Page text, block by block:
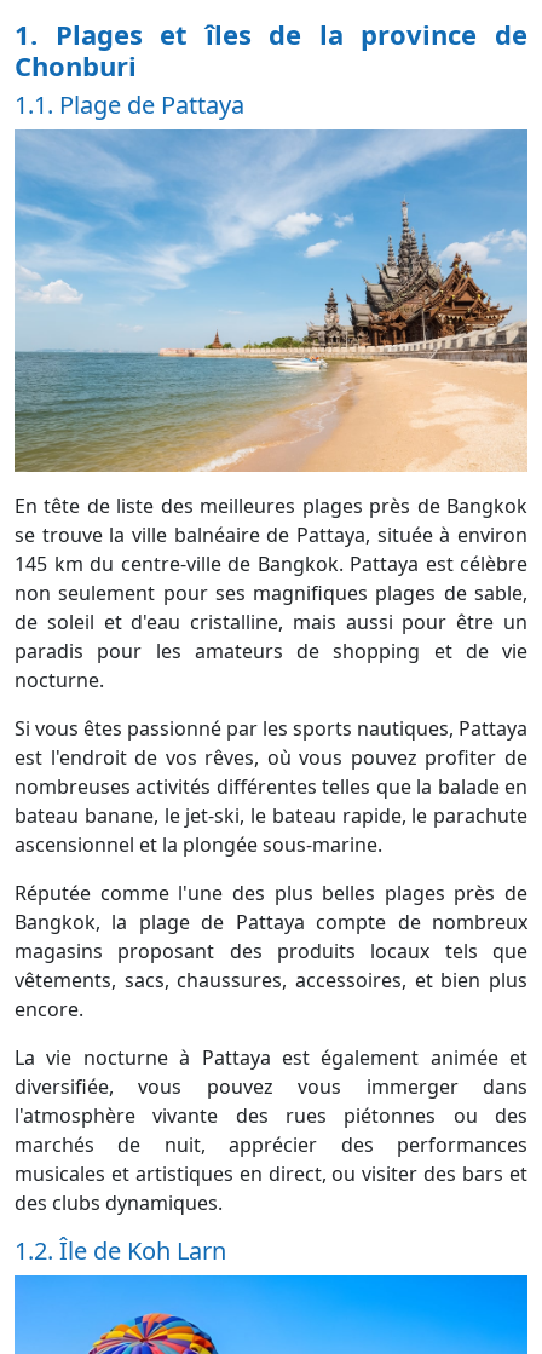
1. Plages et îles de la province de
Chonburi
1.1. Plage de Pattaya
En tête de liste des meilleures plages près de Bangkok
se trouve la ville balnéaire de Pattaya, située à environ
145 km du centre-ville de Bangkok. Pattaya est célèbre
non seulement pour ses magnifiques plages de sable,
de soleil et d'eau cristalline, mais aussi pour être un
paradis pour les amateurs de shopping et de vie
nocturne.
Si vous êtes passionné par les sports nautiques, Pattaya
est l'endroit de vos rêves, où vous pouvez profiter de
nombreuses activités différentes telles que la balade en
bateau banane, le jet-ski, le bateau rapide, le parachute
ascensionnel et la plongée sous-marine.
Réputée comme l'une des plus belles plages près de
Bangkok, la plage de Pattaya compte de nombreux
magasins proposant des produits locaux tels que
vêtements, sacs, chaussures, accessoires, et bien plus
encore.
La vie nocturne à Pattaya est également animée et
diversifiée, vous pouvez vous immerger dans
l'atmosphère vivante des rues piétonnes ou des
marchés de nuit, apprécier des performances
musicales et artistiques en direct, ou visiter des bars et
des clubs dynamiques.
1.2. Île de Koh Larn